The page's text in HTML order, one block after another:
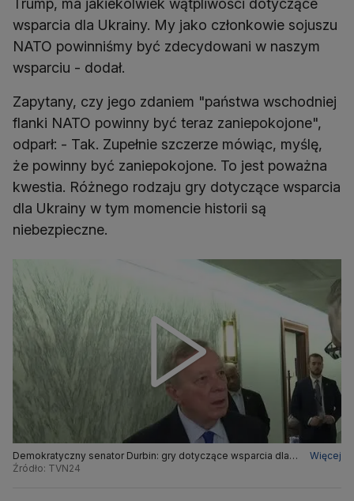
Trump, ma jakiekolwiek wątpliwości dotyczące
wsparcia dla Ukrainy. My jako członkowie sojuszu
NATO powinniśmy być zdecydowani w naszym
wsparciu - dodał.
Zapytany, czy jego zdaniem "państwa wschodniej
flanki NATO powinny być teraz zaniepokojone",
odparł: - Tak. Zupełnie szczerze mówiąc, myślę,
że powinny być zaniepokojone. To jest poważna
kwestia. Różnego rodzaju gry dotyczące wsparcia
dla Ukrainy w tym momencie historii są
niebezpieczne.
Demokratyczny senator Durbin: gry dotyczące wsparcia dla
Ukrainy w tym momencie historii są niebezpieczne
Więcej
Źródło: TVN24